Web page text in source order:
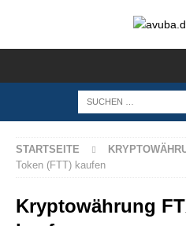
STARTSEITE
Token (FTT) kaufen
Kryptowährung